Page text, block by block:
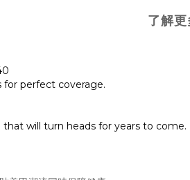
了解更
for perfect coverage.
will turn heads for years to come.